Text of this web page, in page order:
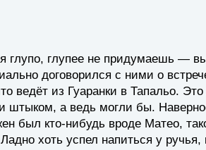
глупо, глупее не придумаешь —
договорился с ними о
ведёт из Гуаранки в Тапальо.
штыком, а ведь могли бы.
был кто-нибудь вроде Матео,
хоть успел напиться у